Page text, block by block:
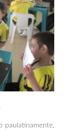
paulatinamente,